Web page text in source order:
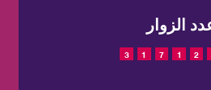
الزوار
3 1 7 1 2